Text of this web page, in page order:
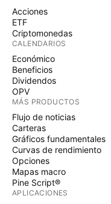
Acciones
ETF
Criptomonedas
CALENDARIOS
Económico
Beneficios
Dividendos
OPV
MÁS PRODUCTOS
Flujo de noticias
Carteras
Gráficos fundamentales
Curvas de rendimiento
Opciones
Mapas macro
Pine Script®
APLICACIONES